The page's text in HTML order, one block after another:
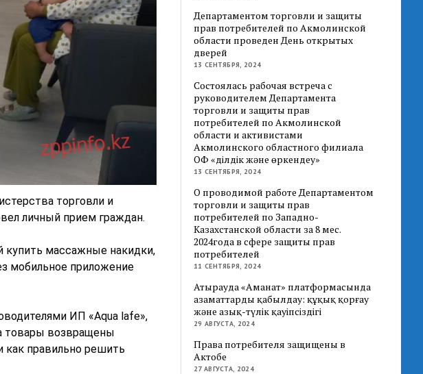
торговли и
личный прием граждан.
купить массажные накидки,
мобильное приложение
ИП «Aqua lafe»,
товары возвращены
как правильно решить
Департаментом торговли и защиты
прав потребителей по Акмолинской
области проведен День открытых
дверей
13 СЕНТЯБРЯ, 2024
Состоялась рабочая встреча с
руководителем Департамента
торговли и защиты прав
потребителей по Акмолинской
области и активистами
Акмолинского областного филиала
ОФ «Әділдік және өркендеу»
13 СЕНТЯБРЯ, 2024
О проводимой работе Департаментом
торговли и защиты прав
потребителей по Западно-
Казахстанской области за 8 мес.
2024года в сфере защиты прав
потребителей
11 СЕНТЯБРЯ, 2024
Атырауда «Аманат» платформасында
азаматтарды қабылдау: құқық қорғау
және азық-түлік қауіпсіздігі
29 АВГУСТА, 2024
Права потребителя защищены в
Актобе
27 АВГУСТА, 2024